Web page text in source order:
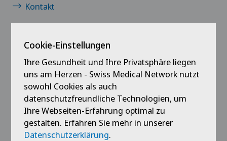
Kontakt
Downloads
Medien
Unsere Partner
Cookie-Einstellungen
Ihre Gesundheit und Ihre Privatsphäre liegen
uns am Herzen - Swiss Medical Network nutzt
sowohl Cookies als auch
datenschutzfreundliche Technologien, um
Ihre Webseiten-Erfahrung optimal zu
gestalten. Erfahren Sie mehr in unserer
Datenschutzerklärung.